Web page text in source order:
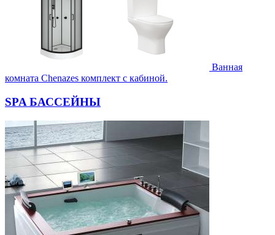
Ванная
комната Chenazes комплект с кабиной.
SPA БАССЕЙНЫ